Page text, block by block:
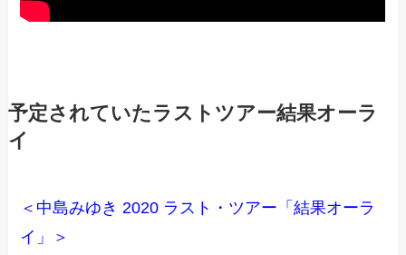
予定されていたラストツアー結果オーラ
イ
＜中島みゆき 2020 ラスト・ツアー「結果オーラ
イ」＞